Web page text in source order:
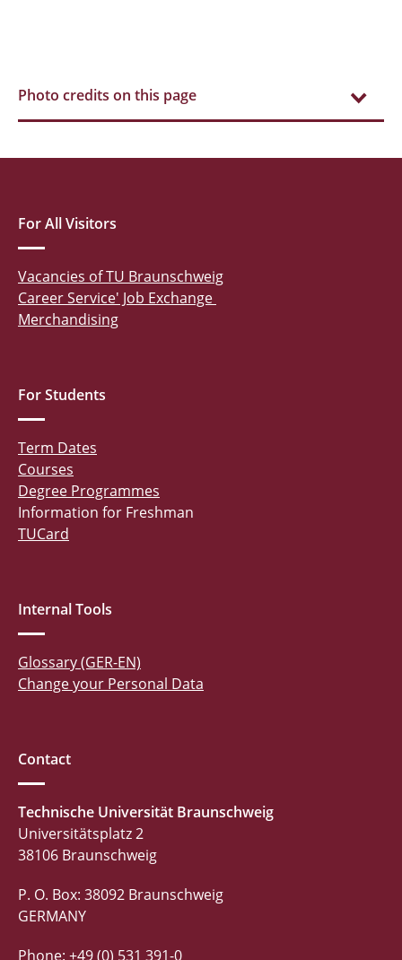
Photo credits on this page
For All Visitors
Vacancies of TU Braunschweig
Career Service' Job Exchange
Merchandising
For Students
Term Dates
Courses
Degree Programmes
Information for Freshman
TUCard
Internal Tools
Glossary (GER-EN)
Change your Personal Data
Contact
Technische Universität Braunschweig
Universitätsplatz 2
38106 Braunschweig
P. O. Box: 38092 Braunschweig
GERMANY
Phone: +49 (0) 531 391-0